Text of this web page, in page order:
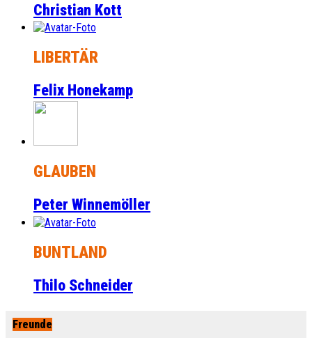
Christian Kott
LIBERTÄR
Felix Honekamp
GLAUBEN
Peter Winnemöller
BUNTLAND
Thilo Schneider
Freunde